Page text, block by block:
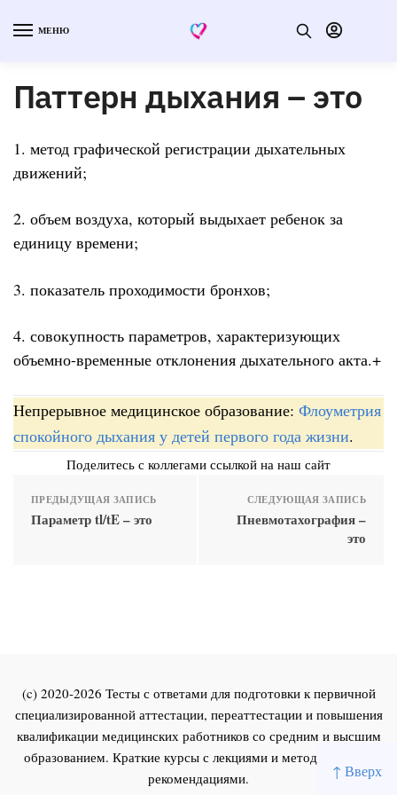
↑ Вверх
МЕНЮ
Паттерн дыхания – это
1. метод графической регистрации дыхательных
движений;
2. объем воздуха, который выдыхает ребенок за
единицу времени;
3. показатель проходимости бронхов;
4. совокупность параметров, характеризующих
объемно-временные отклонения дыхательного акта.+
Непрерывное медицинское образование: Флоуметрия
спокойного дыхания у детей первого года жизни.
Поделитесь с коллегами ссылкой на наш сайт
ПРЕДЫДУЩАЯ ЗАПИСЬ
Параметр tl/tE – это
СЛЕДУЮЩАЯ ЗАПИСЬ
Пневмотахография –
это
(c) 2020-2026 Тесты с ответами для подготовки к первичной
специализированной аттестации, переаттестации и повышения
квалификации медицинских работников со средним и высшим
образованием. Краткие курсы с лекциями и методическими
рекомендациями.